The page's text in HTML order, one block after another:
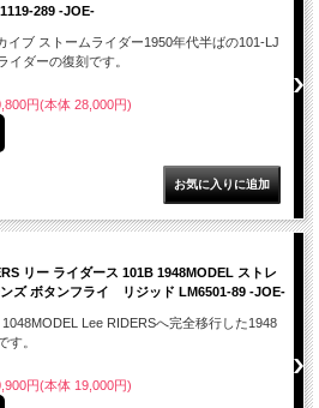
289 -JOE-
イブ ストームライダー1950年代半ばの101-LJ
イダーの復刻です。
円(本体 28,000円)
リー ライダース 101B 1948MODEL ストレ
ズ ボタンフライ リジッド LM6501-89 -JOE-
1048MODEL Lee RIDERSへ完全移行した1948
す。
円(本体 19,000円)